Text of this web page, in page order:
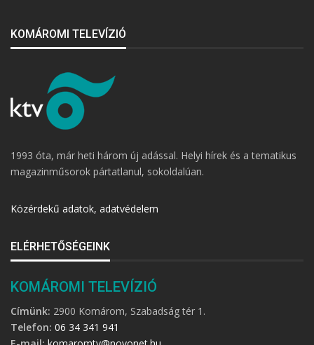
KOMÁROMI TELEVÍZIÓ
1993 óta, már heti három új adással. Helyi hírek és a tematikus
magazinműsorok pártatlanul, sokoldalúan.
Közérdekű adatok, adatvédelem
ELÉRHETŐSÉGEINK
KOMÁROMI TELEVÍZIÓ
Címünk: 2900 Komárom, Szabadság tér 1.
Telefon: 06 34 341 941